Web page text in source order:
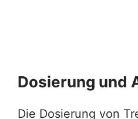
Dosierung und
Die Dosierung von